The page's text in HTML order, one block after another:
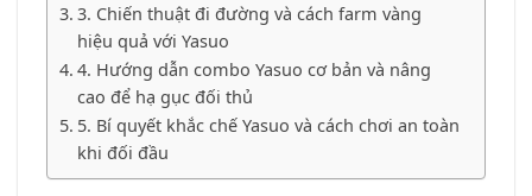
3. Chiến thuật đi đường và cách farm vàng
hiệu quả với Yasuo
4. Hướng dẫn combo Yasuo cơ bản và nâng
cao để hạ gục đối thủ
5. Bí quyết khắc chế Yasuo và cách chơi an toàn
khi đối đầu